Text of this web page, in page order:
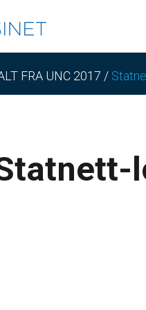
FRA UNC 2017 /